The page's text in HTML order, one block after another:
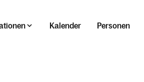
Kalender Personen